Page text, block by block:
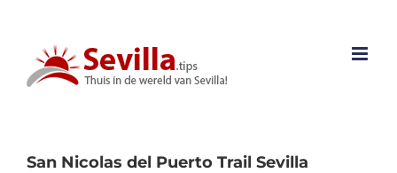
inhoud
San Nicolas del Puerto Trail Sevilla